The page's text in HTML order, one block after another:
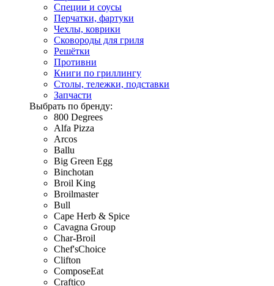
Специи и соусы
Перчатки, фартуки
Чехлы, коврики
Сковороды для гриля
Решётки
Противни
Книги по гриллингу
Столы, тележки, подставки
Запчасти
Выбрать по бренду:
800 Degrees
Alfa Pizza
Arcos
Ballu
Big Green Egg
Binchotan
Broil King
Broilmaster
Bull
Cape Herb & Spice
Cavagna Group
Char-Broil
Chef'sChoice
Clifton
ComposeEat
Craftico